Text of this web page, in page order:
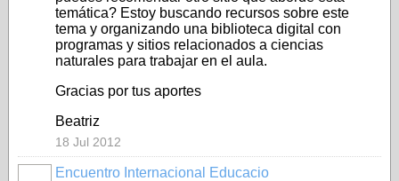
temática? Estoy buscando recursos sobre este
tema y organizando una biblioteca digital con
programas y sitios relacionados a ciencias
naturales para trabajar en el aula.
Gracias por tus aportes
Beatriz
18 Jul 2012
Encuentro Internacional Educacio